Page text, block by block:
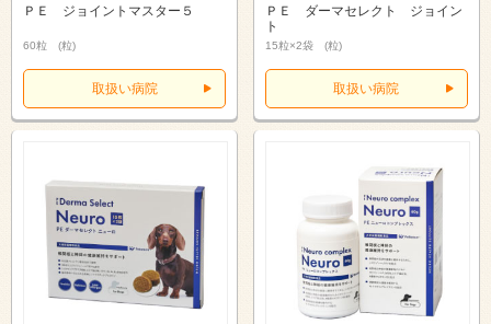
ＰＥ ジョイントマスター５
60粒 (粒)
取扱い病院
ＰＥ ダーマセレクト ジョイン
ト
15粒×2袋 (粒)
取扱い病院